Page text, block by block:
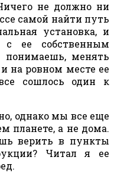
не должно ни
самой найти путь
установка, и
с ее собственным
менять
на ровном месте ее
сошлось один к
однако мы все еще
планете, а не дома.
верить в пункты
Читал я ее